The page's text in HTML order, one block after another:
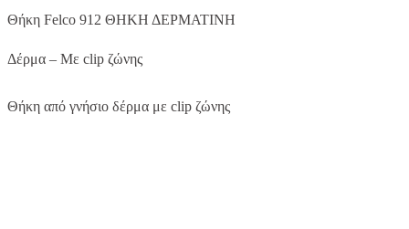
Θήκη Felco 912 ΘΗΚΗ ΔΕΡΜΑΤΙΝΗ
Δέρμα – Με clip ζώνης
Θήκη από γνήσιο δέρμα με clip ζώνης